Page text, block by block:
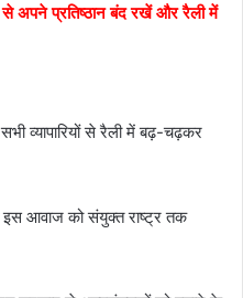
अपने प्रतिष्ठान बंद रखें और रैली में
व्यापारियों से रैली में बढ़-चढ़कर
इस आवाज को संयुक्त राष्ट्र तक